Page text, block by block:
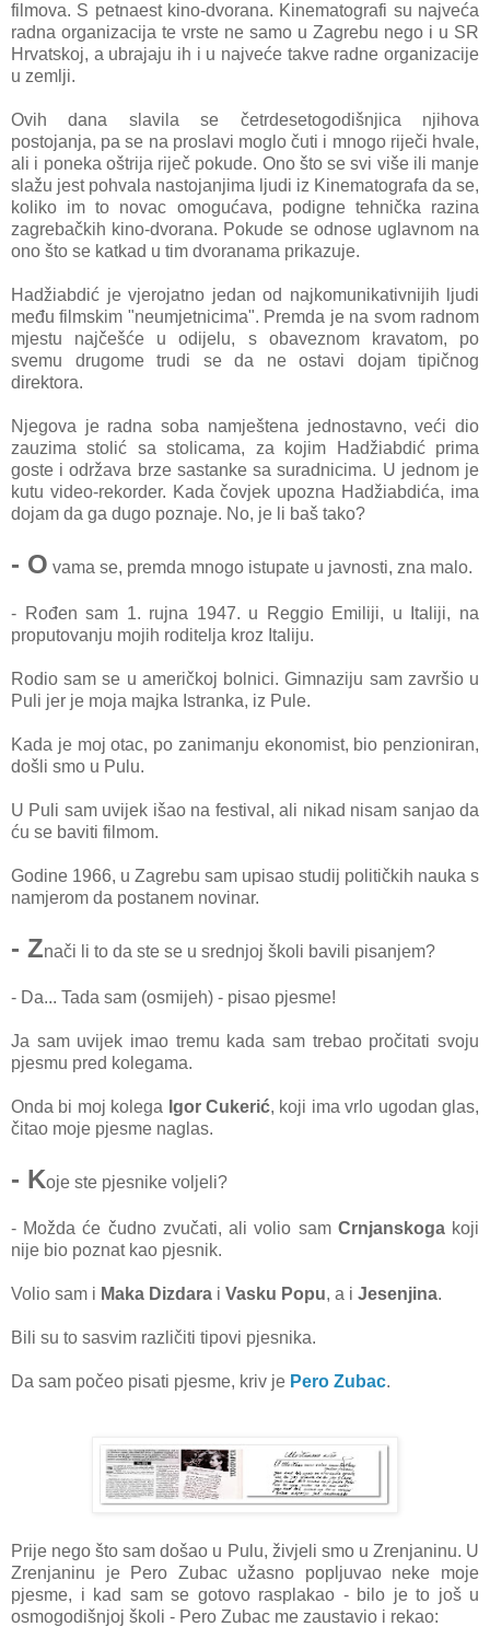
filmova. S petnaest kino-dvorana. Kinematografi su najveća
radna organizacija te vrste ne samo u Zagrebu nego i u SR
Hrvatskoj, a ubrajaju ih i u najveće takve radne organizacije
u zemlji.
Ovih dana slavila se četrdesetogodišnjica njihova
postojanja, pa se na proslavi moglo čuti i mnogo riječi hvale,
ali i poneka oštrija riječ pokude. Ono što se svi više ili manje
slažu jest pohvala nastojanjima ljudi iz Kinematografa da se,
koliko im to novac omogućava, podigne tehnička razina
zagrebačkih kino-dvorana. Pokude se odnose uglavnom na
ono što se katkad u tim dvoranama prikazuje.
Hadžiabdić je vjerojatno jedan od najkomunikativnijih ljudi
među filmskim "neumjetnicima". Premda je na svom radnom
mjestu najčešće u odijelu, s obaveznom kravatom, po
svemu drugome trudi se da ne ostavi dojam tipičnog
direktora.
Njegova je radna soba namještena jednostavno, veći dio
zauzima stolić sa stolicama, za kojim Hadžiabdić prima
goste i održava brze sastanke sa suradnicima. U jednom je
kutu video-rekorder. Kada čovjek upozna Hadžiabdića, ima
dojam da ga dugo poznaje. No, je li baš tako?
- O vama se, premda mnogo istupate u javnosti, zna malo.
- Rođen sam 1. rujna 1947. u Reggio Emiliji, u Italiji, na
proputovanju mojih roditelja kroz Italiju.
Rodio sam se u američkoj bolnici. Gimnaziju sam završio u
Puli jer je moja majka Istranka, iz Pule.
Kada je moj otac, po zanimanju ekonomist, bio penzioniran,
došli smo u Pulu.
U Puli sam uvijek išao na festival, ali nikad nisam sanjao da
ću se baviti filmom.
Godine 1966, u Zagrebu sam upisao studij političkih nauka s
namjerom da postanem novinar.
- Znači li to da ste se u srednjoj školi bavili pisanjem?
- Da... Tada sam (osmijeh) - pisao pjesme!
Ja sam uvijek imao tremu kada sam trebao pročitati svoju
pjesmu pred kolegama.
Onda bi moj kolega Igor Cukerić, koji ima vrlo ugodan glas,
čitao moje pjesme naglas.
- Koje ste pjesnike voljeli?
- Možda će čudno zvučati, ali volio sam Crnjanskogakoji
nije bio poznat kao pjesnik.
Volio sam i Maka Dizdara i Vasku Popu, a i Jesenjina.
Bili su to sasvim različiti tipovi pjesnika.
Da sam počeo pisati pjesme, kriv je Pero Zubac.
Prije nego što sam došao u Pulu, živjeli smo u Zrenjaninu. U
Zrenjaninu je Pero Zubac užasno popljuvao neke moje
pjesme, i kad sam se gotovo rasplakao - bilo je to još u
osmogodišnjoj školi - Pero Zubac me zaustavio i rekao: